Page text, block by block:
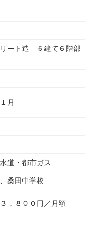
ート造 ６建て６階部
月
道・都市ガス
桑田中学校
，８００円／月額